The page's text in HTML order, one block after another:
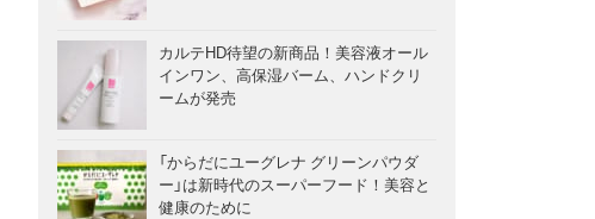
カルテHD待望の新商品！美容液オール
インワン、高保湿バーム、ハンドクリ
ームが発売
「からだにユーグレナ グリーンパウダ
ー」は新時代のスーパーフード！美容と
健康のために